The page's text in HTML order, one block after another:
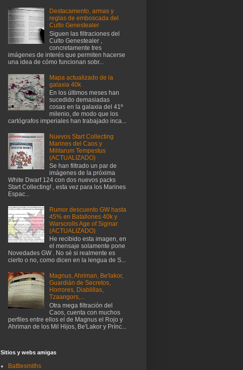
Destacamento, armas y
reglas de emboscada del
Culto Genestealer
Siguen las filtraciones del
Culto Genestealer ,
concretamente tres
imágenes de interés que permiten hacerse
una idea de cómo funcionan sobr...
Mapa actualizado de la
galaxia 40k
En los últimos meses han
sucedido demasiadas
cosas en la galaxia del 41º
milenio, de modo que los
cartógrafos imperiales han trabajado inca...
Nuevos Start Collecting
Marines del Caos y
Militarum Tempestus
(ACTUALIZADO)
Se han filtrado un par de
imágenes de la próxima
White Dwarf 124 con dos nuevos packs
Start Collecting! , esta vez para los Marines
Espac...
Rumor descuento GW hasta
45% en Batallones 40k y
Warscrolls Age of Sigmar
(ACTUALIZADO)
He recibido esta imagen, en
el mensaje solamente pone
Novedades GW . No sé si realmente es
cierto o no, como dicen en la lengua de S...
Magnus, Ahriman, Be'lakor,
Guardián de Secretos,
Horrores, Diablillas,
Tzaangors,...
Otra mega filtración del
Caos, cuenta con muchos
perfiles entre ellos el de Magnus el Rojo y
Ahriman de los Mil Hijos, Be'Lakor y Prínc...
Sitios y webs amigas
Battlesmiths